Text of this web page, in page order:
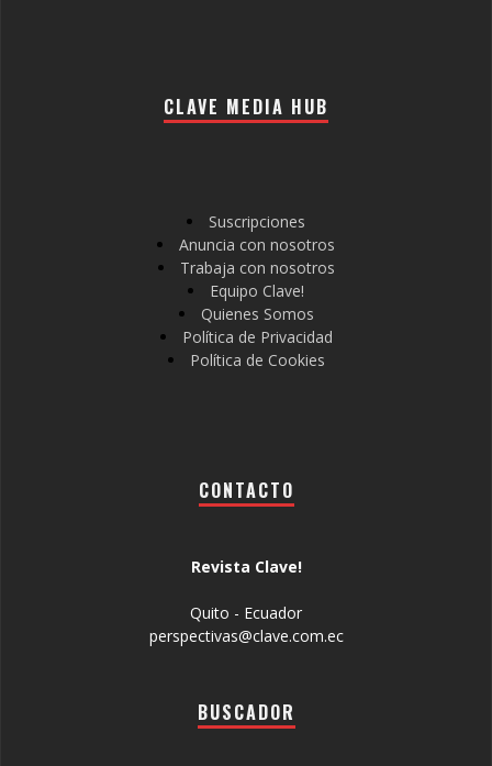
CLAVE MEDIA HUB
Suscripciones
Anuncia con nosotros
Trabaja con nosotros
Equipo Clave!
Quienes Somos
Política de Privacidad
Política de Cookies
CONTACTO
Revista Clave!
Quito - Ecuador
perspectivas@clave.com.ec
BUSCADOR